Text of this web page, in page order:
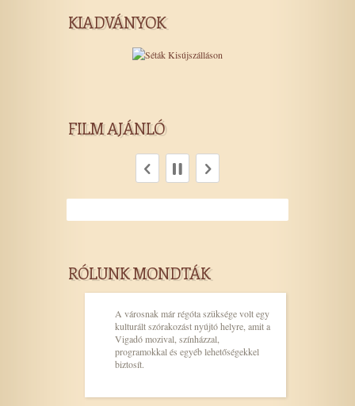
KIADVÁNYOK
FILM AJÁNLÓ
INSIDIOUS – KÖZTÜNK JÁRNAK
RÓLUNK MONDTÁK
A városnak már régóta szüksége volt egy
kulturált szórakozást nyújtó helyre, amit a
Vigadó mozival, színházzal,
programokkal és egyéb lehetőségekkel
biztosít.